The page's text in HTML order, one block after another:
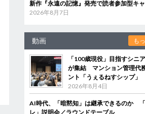
新作『永遠の記憶』発売で読者参加型キ
2026年8月7日
動画 も
「100歳現役」目指すシニ
が集結 マンション管理代
ント「うぇるねすシップ」
2026年8月4日
AI時代、「暗黙知」は継承できるのか
レ」説明会／ラウンドテーブル